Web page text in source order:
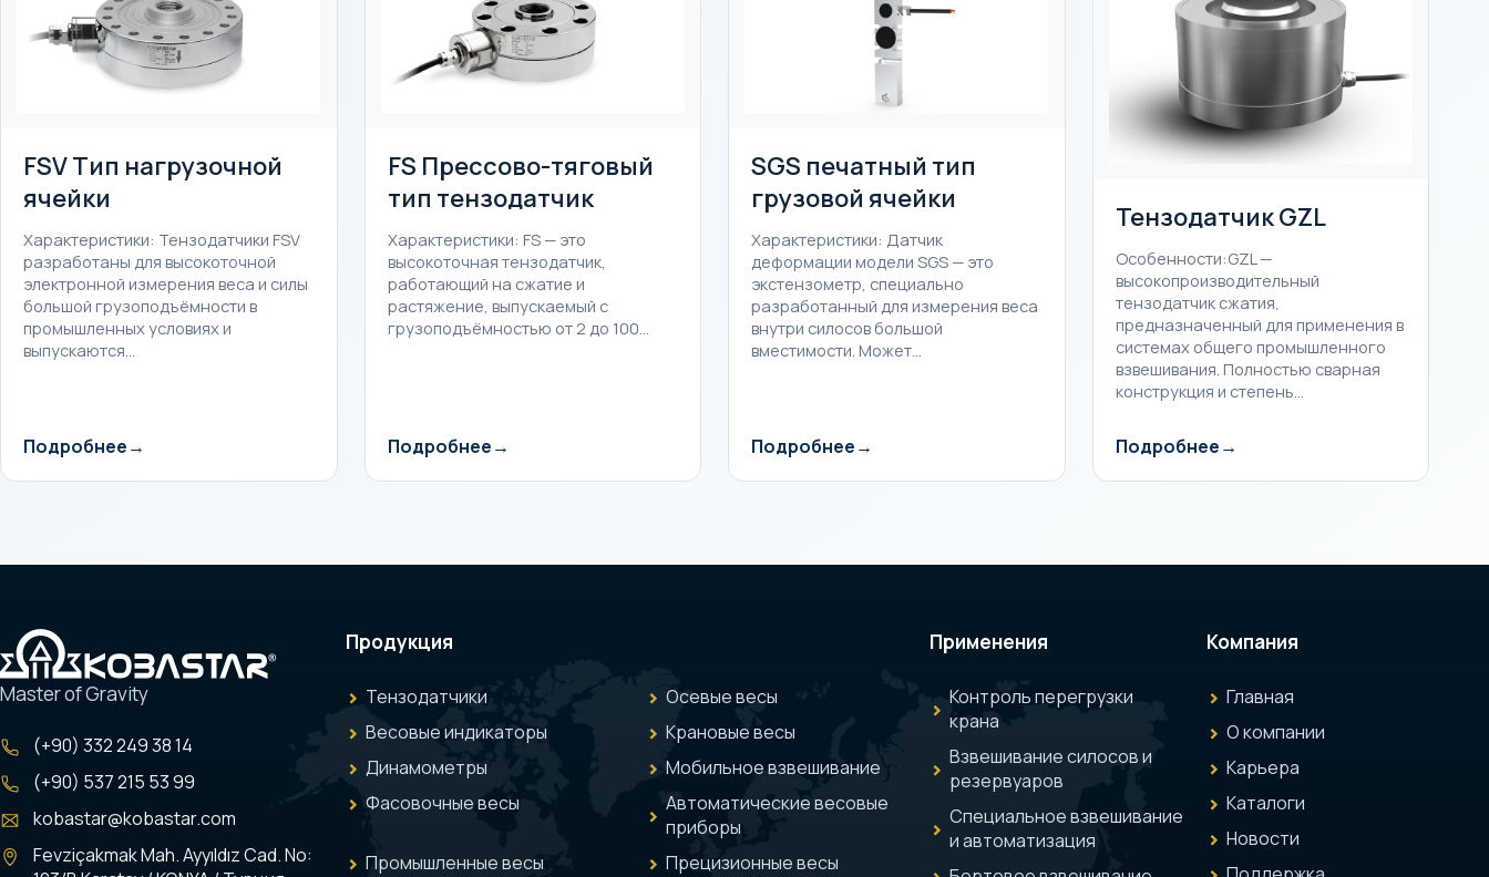
FSV Тип нагрузочной
ячейки
Характеристики: Тензодатчики FSV
разработаны для высокоточной
электронной измерения веса и силы
большой грузоподъёмности в
промышленных условиях и
выпускаются…
Подробнее
FS Прессово-тяговый
тип тензодатчик
Характеристики: FS — это
высокоточная тензодатчик,
работающий на сжатие и
растяжение, выпускаемый с
грузоподъёмностью от 2 до 100…
Подробнее
SGS печатный тип
грузовой ячейки
Характеристики: Датчик
деформации модели SGS — это
экстензометр, специально
разработанный для измерения веса
внутри силосов большой
вместимости. Может…
Подробнее
Тензодатчик GZL
Особенности:GZL —
высокопроизводительный
тензодатчик сжатия,
предназначенный для применения в
системах общего промышленного
взвешивания. Полностью сварная
конструкция и степень…
Подробнее
Master of Gravity
(+90) 332 249 38 14
(+90) 537 215 53 99
kobastar@kobastar.com
Fevziçakmak Mah. Ayyıldız Cad. No:
Продукция
Тензодатчики
Весовые индикаторы
Динамометры
Фасовочные весы
Промышленные весы
Осевые весы
Крановые весы
Мобильное взвешивание
Автоматические весовые
приборы
Прецизионные весы
Применения
Контроль перегрузки
крана
Взвешивание силосов и
резервуаров
Специальное взвешивание
и автоматизация
Компания
Главная
О компании
Карьера
Каталоги
Новости